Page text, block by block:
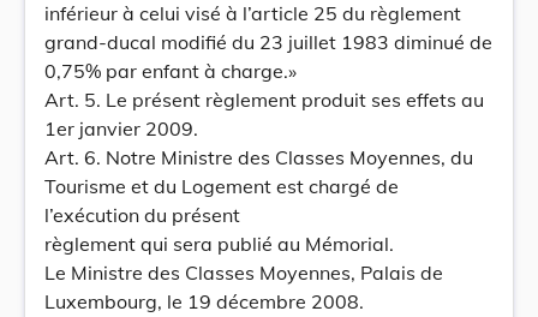
inférieur à celui visé à l’article 25 du règlement
grand-ducal modifié du 23 juillet 1983 diminué de
0,75% par enfant à charge.»
Art. 5. Le présent règlement produit ses effets au
1er janvier 2009.
Art. 6. Notre Ministre des Classes Moyennes, du
Tourisme et du Logement est chargé de
l’exécution du présent
règlement qui sera publié au Mémorial.
Le Ministre des Classes Moyennes, Palais de
Luxembourg, le 19 décembre 2008.